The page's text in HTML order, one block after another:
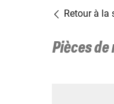
Retour à la
Pièces